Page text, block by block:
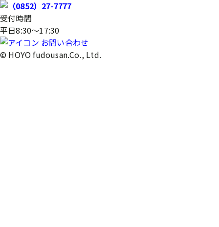
受付時間
平日8:30～17:30
お問い合わせ
© HOYO fudousan.Co., Ltd.